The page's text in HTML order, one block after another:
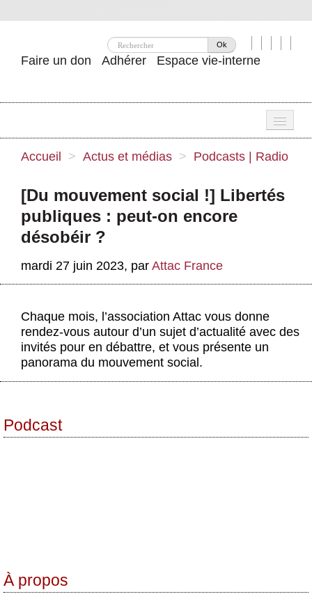
Ok
Faire un don Adhérer Espace vie-interne
Nos idées
Se mobiliser
Publications
Actus et médias
Boutique
Accueil > Actus et médias > Podcasts | Radio
[Du mouvement social !] Libertés
publiques : peut-on encore
désobéir ?
mardi 27 juin 2023, par Attac France
Chaque mois, l’association Attac vous donne
rendez-vous autour d’un sujet d’actualité avec des
invités pour en débattre, et vous présente un
panorama du mouvement social.
Podcast
À propos